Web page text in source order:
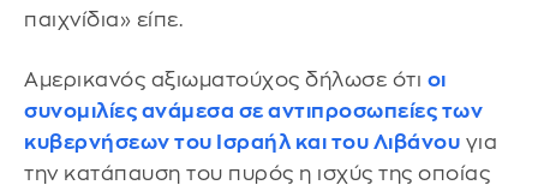
παιχνίδια» είπε.
Αμερικανός αξιωματούχος δήλωσε ότι οι
συνομιλίες ανάμεσα σε αντιπροσωπείες των
κυβερνήσεων του Ισραήλ και του Λιβάνου για
την κατάπαυση του πυρός η ισχύς της οποίας